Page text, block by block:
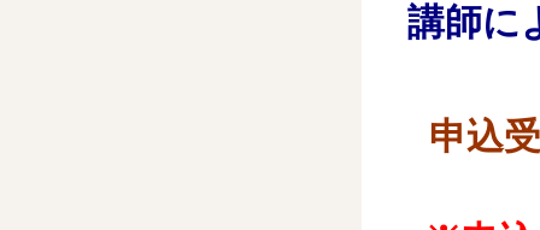
講師に
申込